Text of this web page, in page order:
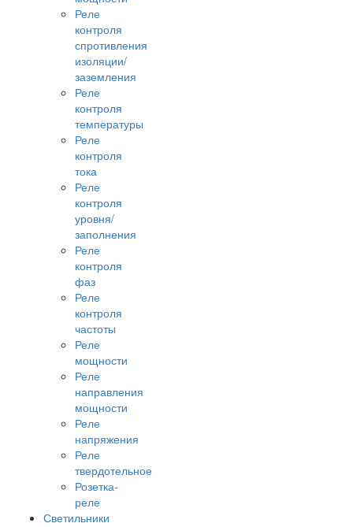
Реле
контроля
спротивления
изоляции/
заземления
Реле
контроля
температуры
Реле
контроля
тока
Реле
контроля
уровня/
заполнения
Реле
контроля
фаз
Реле
контроля
частоты
Реле
мощности
Реле
направления
мощности
Реле
напряжения
Реле
твердотельное
Розетка-
реле
Светильники